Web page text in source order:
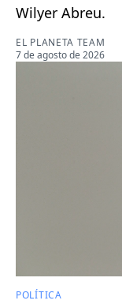
Wilyer Abreu.
EL PLANETA TEAM
7 de agosto de 2026
POLÍTICA